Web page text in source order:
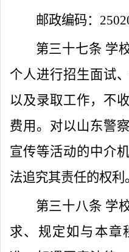
邮政编码：
第三十七条 学
个人进行招生面试
以及录取工作，不
费用。对以山东警
宣传等活动的中介
法追究其责任的权利
第三十八条 学
求、规定如与本章